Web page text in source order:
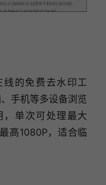
线的免费去水印工
手机等多设备浏览
单次可处理最大
高1080P，适合临